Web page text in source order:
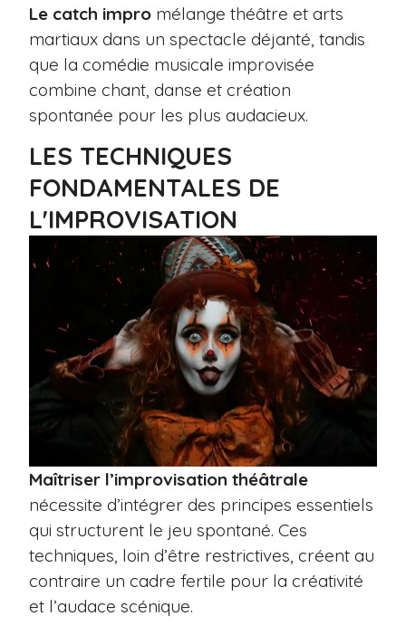
Le catch impro mélange théâtre et arts
martiaux dans un spectacle déjanté, tandis
que la comédie musicale improvisée
combine chant, danse et création
spontanée pour les plus audacieux.
LES TECHNIQUES
FONDAMENTALES DE
L'IMPROVISATION
Maîtriser l’improvisation théâtrale
nécessite d’intégrer des principes essentiels
qui structurent le jeu spontané. Ces
techniques, loin d’être restrictives, créent au
contraire un cadre fertile pour la créativité
et l’audace scénique.